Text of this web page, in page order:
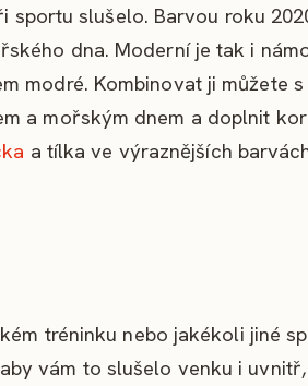
sportu slušelo. Barvou roku
dna. Moderní je tak i
modré. Kombinovat ji můžete
a mořským dnem a doplnit
a tílka ve výraznějších
tréninku nebo jakékoli jiné
vám to slušelo venku i